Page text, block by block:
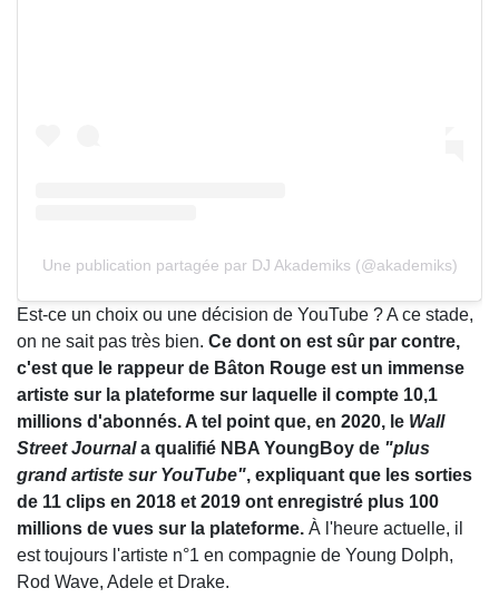
Une publication partagée par DJ Akademiks (@akademiks)
Est-ce un choix ou une décision de YouTube ? A ce stade,
on ne sait pas très bien. Ce dont on est sûr par contre,
c'est que le rappeur de Bâton Rouge est un immense
artiste sur la plateforme sur laquelle il compte 10,1
millions d'abonnés. A tel point que, en 2020, le Wall
Street Journala qualifié NBA YoungBoy de "plus
grand artiste sur YouTube", expliquant que les sorties
de 11 clips en 2018 et 2019 ont enregistré plus 100
millions de vues sur la plateforme. À l'heure actuelle, il
est toujours l'artiste n°1 en compagnie de Young Dolph,
Rod Wave, Adele et Drake.